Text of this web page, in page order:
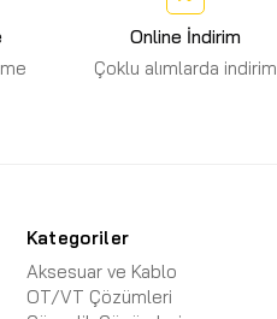
Online İndirim
Çoklu alımlarda indirim
Kategoriler
Aksesuar ve Kablo
OT/VT Çözümleri